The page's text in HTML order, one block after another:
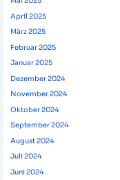
April 2025
März 2025
Februar 2025
Januar 2025
Dezember 2024
November 2024
Oktober 2024
September 2024
August 2024
Juli 2024
Juni 2024